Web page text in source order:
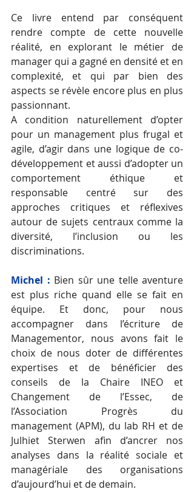
Ce livre entend par conséquent
rendre compte de cette nouvelle
réalité, en explorant le métier de
manager qui a gagné en densité et en
complexité, et qui par bien des
aspects se révèle encore plus en plus
passionnant.
A condition naturellement d’opter
pour un management plus frugal et
agile, d’agir dans une logique de co-
développement et aussi d’adopter un
comportement éthique et
responsable centré sur des
approches critiques et réflexives
autour de sujets centraux comme la
diversité, l’inclusion ou les
discriminations.
Michel : Bien sûr une telle aventure
est plus riche quand elle se fait en
équipe. Et donc, pour nous
accompagner dans l’écriture de
Managementor, nous avons fait le
choix de nous doter de différentes
expertises et de bénéficier des
conseils de la Chaire INEO et
Changement de l’Essec, de
l’Association Progrès du
management (APM), du lab RH et de
Julhiet Sterwen afin d’ancrer nos
analyses dans la réalité sociale et
managériale des organisations
d’aujourd’hui et de demain.